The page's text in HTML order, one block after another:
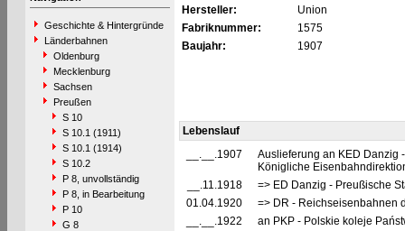
Geschichte & Hintergründe
Länderbahnen
Oldenburg
Mecklenburg
Sachsen
Preußen
S 10
S 10.1 (1911)
S 10.1 (1914)
S 10.2
P 8, unvollständig
P 8, in Bearbeitung
P 10
G 8
Hersteller:
Union
Fabriknummer:
1575
Baujahr:
1907
Lebenslauf
__.__.1907
Auslieferung an KED Danzig
Königliche
__.11.1918
=> ED Danzig - Preußische
01.04.1920
=> DR - Reichseisenbahnen
__.__.1922
an PKP - Polskie koleje